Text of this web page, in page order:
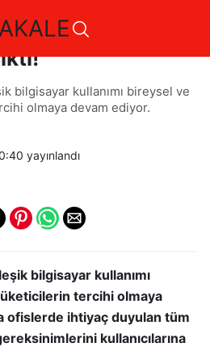
A600 ve Nirvana
bilgisayar kullanımı bireysel ve
olmaya devam ediyor.
yayınlandı
bilgisayar kullanımı
tercihi olmaya
ofislerde ihtiyaç duyulan tüm
kullanıcılarına